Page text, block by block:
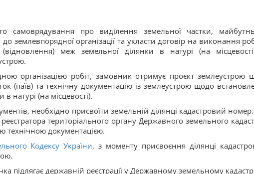
самоврядування про виділення земельної частки,
землевпорядної організації та укласти договір на виконання
меж земельної ділянки в натурі (на
організацією робіт, замовник отримує проєкт землеустрою
(паїв) та технічну документацію із землеустрою щодо
натурі (на місцевості).
необхідно присвоїти земельній ділянці кадастровий
територіального органу Державного земельного
технічною документацією.
Кодексу України, з моменту присвоєння ділянці
підлягає державній реєстрації у Державному земельному